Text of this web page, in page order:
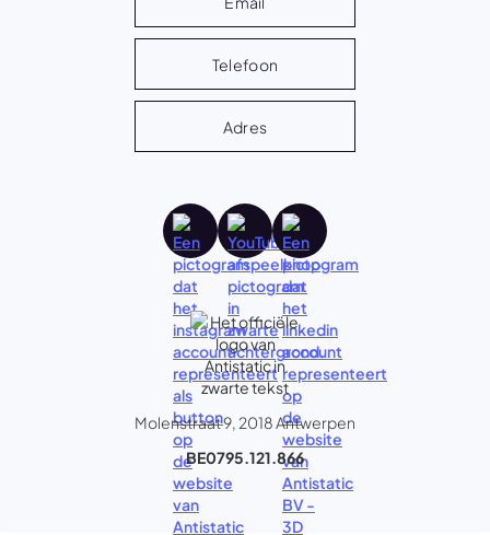
Telefoon
Adres
Molenstraat 9, 2018 Antwerpen
BE0795.121.866